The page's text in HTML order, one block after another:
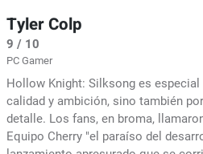
Tyler Colp
9 / 10
PC Gamer
Hollow Knight: Silksong es
calidad y ambición, sino también
detalle. Los fans, en broma,
Equipo Cherry "el paraíso del